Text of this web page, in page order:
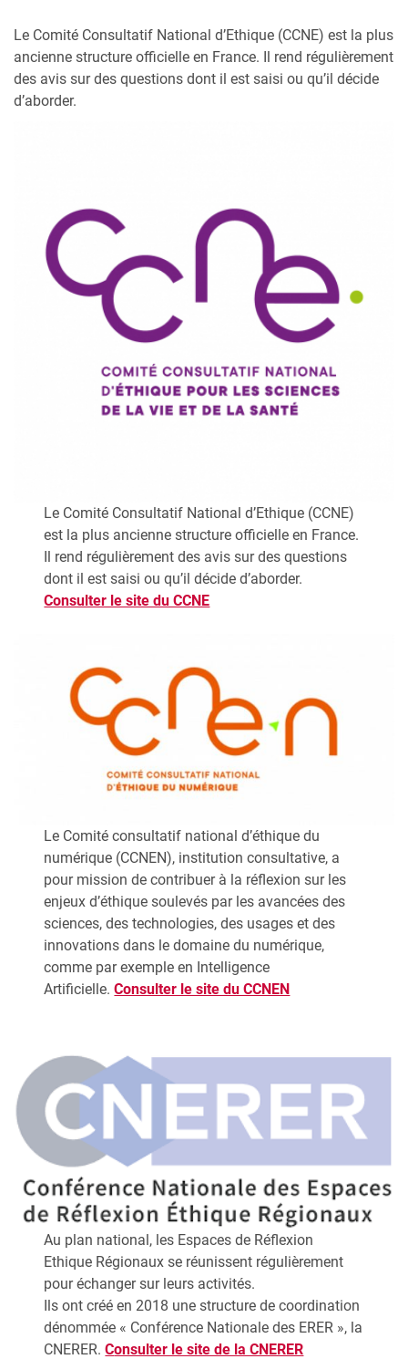
Le Comité Consultatif National d’Ethique (CCNE) est la plus
ancienne structure officielle en France. Il rend régulièrement
des avis sur des questions dont il est saisi ou qu’il décide
d’aborder.
Le Comité Consultatif National d’Ethique (CCNE)
est la plus ancienne structure officielle en France.
Il rend régulièrement des avis sur des questions
dont il est saisi ou qu’il décide d’aborder.
Consulter le site du CCNE
Le Comité consultatif national d’éthique du
numérique (CCNEN), institution consultative, a
pour mission de contribuer à la réflexion sur les
enjeux d’éthique soulevés par les avancées des
sciences, des technologies, des usages et des
innovations dans le domaine du numérique,
comme par exemple en Intelligence
Artificielle.Consulter le site du CCNEN
Au plan national, les Espaces de Réflexion
Ethique Régionaux se réunissent régulièrement
pour échanger sur leurs activités.
Ils ont créé en 2018 une structure de coordination
dénommée « Conférence Nationale des ERER », la
CNERER.Consulter le site de la CNERER